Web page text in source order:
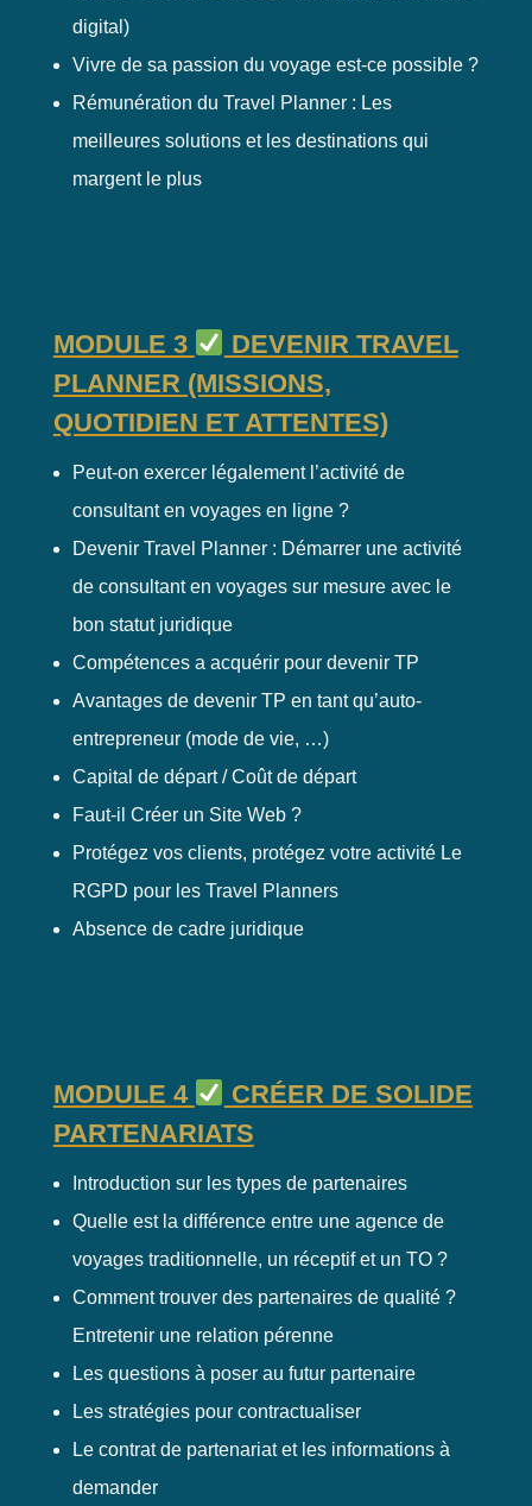
digital)
Vivre de sa passion du voyage est-ce possible ?
Rémunération du Travel Planner : Les
meilleures solutions et les destinations qui
margent le plus
MODULE 3
DEVENIR TRAVEL
PLANNER (MISSIONS,
QUOTIDIEN ET ATTENTES)
Peut-on exercer légalement l’activité de
consultant en voyages en ligne ?
Devenir Travel Planner : Démarrer une activité
de consultant en voyages sur mesure avec le
bon statut juridique
Compétences a acquérir pour devenir TP
Avantages de devenir TP en tant qu’auto-
entrepreneur (mode de vie, …)
Capital de départ / Coût de départ
Faut-il Créer un Site Web ?
Protégez vos clients, protégez votre activité Le
RGPD pour les Travel Planners
Absence de cadre juridique
MODULE 4
CRÉER DE SOLIDE
PARTENARIATS
Introduction sur les types de partenaires
Quelle est la différence entre une agence de
voyages traditionnelle, un réceptif et un TO ?
Comment trouver des partenaires de qualité ?
Entretenir une relation pérenne
Les questions à poser au futur partenaire
Les stratégies pour contractualiser
Le contrat de partenariat et les informations à
demander